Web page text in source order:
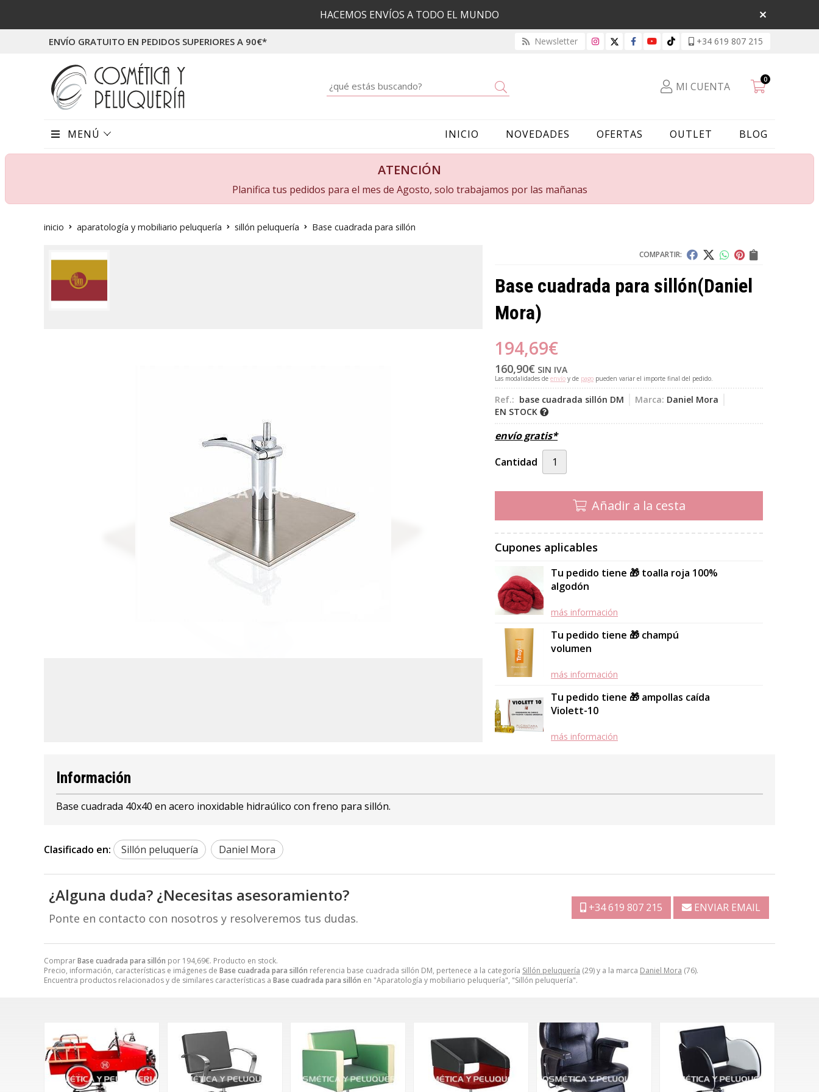
HACEMOS ENVÍOS A TODO EL MUNDO
ENVÍO GRATUITO EN PEDIDOS SUPERIORES A 90€* Newsletter +34 619 807 215
MI CUENTA
0
MENÚ INICIO NOVEDADES OFERTAS OUTLET BLOG
ATENCIÓN
Planifica tus pedidos para el mes de Agosto, solo trabajamos por las mañanas
inicio aparatología y mobiliario peluquería sillón peluquería Base cuadrada para sillón
COMPARTIR:
Base cuadrada para sillón(Daniel
Mora)
194,69€
160,90€ SIN IVA
Las modalidades de envío y de pago pueden variar el importe final del pedido.
Ref.: base cuadrada sillón DM Marca: Daniel Mora
EN STOCK
envío gratis*
Cantidad
Añadir a la cesta
Cupones aplicables
Tu pedido tiene 🎁 toalla roja 100%
algodón
más información
Tu pedido tiene 🎁 champú
volumen
más información
Tu pedido tiene 🎁 ampollas caída
Violett-10
más información
ComprarBase cuadrada para sillón por 194,69€. Producto en stock.
Precio, información, características e imágenes de Base cuadrada para sillón referencia base cuadrada sillón DM, pertenece a la categoría Sillón peluquería (29) y a la marca Daniel Mora (76).
Encuentra productos relacionados y de similares características a Base cuadrada para sillón en "Aparatología y mobiliario peluquería", "Sillón peluquería".
Información
Base cuadrada 40x40 en acero inoxidable hidraúlico con freno para sillón.
Clasificado en: Sillón peluquería Daniel Mora
¿Alguna duda? ¿Necesitas asesoramiento?
Ponte en contacto con nosotros y resolveremos tus dudas.
+34 619 807 215 ENVIAR EMAIL